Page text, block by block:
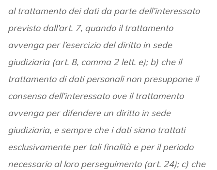
al trattamento dei dati da parte dell’interessato
previsto dall’art. 7, quando il trattamento
avvenga per l’esercizio del diritto in sede
giudiziaria (art. 8, comma 2 lett. e); b) che il
trattamento di dati personali non presuppone il
consenso dell’interessato ove il trattamento
avvenga per difendere un diritto in sede
giudiziaria, e sempre che i dati siano trattati
esclusivamente per tali finalità e per il periodo
necessario al loro perseguimento (art. 24); c) che